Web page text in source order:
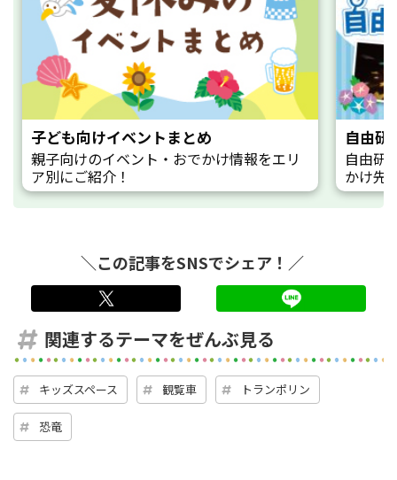
子ども向けイベントまとめ
親子向けのイベント・おでかけ情報をエリ
ア別にご紹介！
自由研
自由研
かけ先
＼この記事をSNSでシェア！／
関連するテーマをぜんぶ見る
キッズスペース 観覧車 トランポリン
恐竜